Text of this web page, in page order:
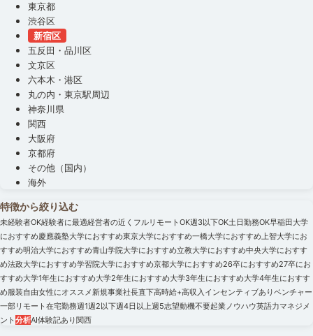
東京都
渋谷区
新宿区
五反田・品川区
文京区
六本木・港区
丸の内・東京駅周辺
神奈川県
関西
大阪府
京都府
その他（国内）
海外
特徴から絞り込む
未経験者OK経験者に最適経営者の近く フルリモートOK週3以下OK土日勤務OK早稲田大学
におすすめ慶應義塾大学におすすめ東京大学におすすめ一橋大学におすすめ上智大学にお
すすめ明治大学におすすめ青山学院大学におすすめ立教大学におすすめ中央大学におすす
め法政大学におすすめ学習院大学におすすめ京都大学におすすめ26卒におすすめ27卒にお
すすめ大学1年生におすすめ大学2年生におすすめ大学3年生におすすめ大学4年生におすす
め服装自由女性にオススメ新規事業社長直下高時給+高収入 インセンティブありベンチャー
一部リモート在宅勤務週1週2以下週4日以上週5志望動機不要起業ノウハウ英語力マネジメ
ント分析AI体験記あり関西